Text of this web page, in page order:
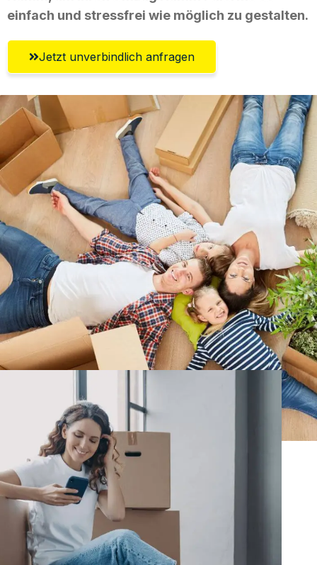
einfach und stressfrei wie möglich zu gestalten.
Jetzt unverbindlich anfragen